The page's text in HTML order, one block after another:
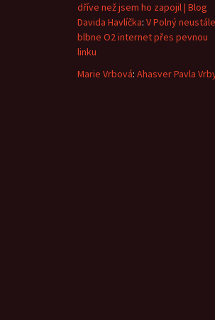
dříve než jsem ho zapojil | Blog
Davida Havlíčka: V Polný neustále
blbne O2 internet přes pevnou
linku
Marie Vrbová: Ahasver Pavla